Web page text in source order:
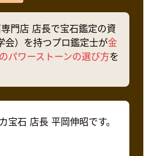
門店 店長で宝石鑑定の資
会）を持つプロ鑑定士が金
パワーストーンの選び方を
宝石 店長 平岡伸昭です。